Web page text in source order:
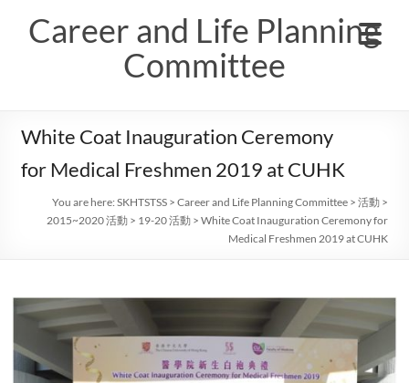
contentCareer and Life Planning
Committee
White Coat Inauguration Ceremony
for Medical Freshmen 2019 at CUHK
You are here:SKHTSTSS >Career and Life Planning Committee >活動 >
2015~2020 活動 > 19-20 活動 >White Coat Inauguration Ceremony for
Medical Freshmen 2019 at CUHK